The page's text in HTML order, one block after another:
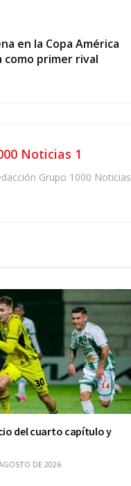
en la Copa América
como primer rival
Noticias 1
Grupo 1000 Noticias
del cuarto capítulo y
DE 2026